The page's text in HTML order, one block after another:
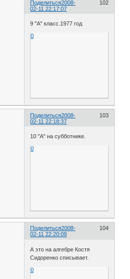
Поделиться 102
2008-
02-11 22:17:07
9 "А" класс.1977 год
0
Поделиться 103
2008-
02-11 22:18:37
10 "А" на субботнике.
0
Поделиться 104
2008-
02-11 22:20:09
А это на алгебре Костя
Сидоренко списывает.
0